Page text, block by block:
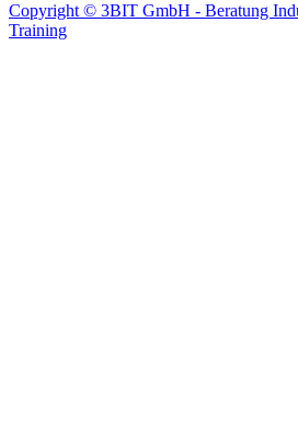
Copyright © 3BIT GmbH - Beratung
Training